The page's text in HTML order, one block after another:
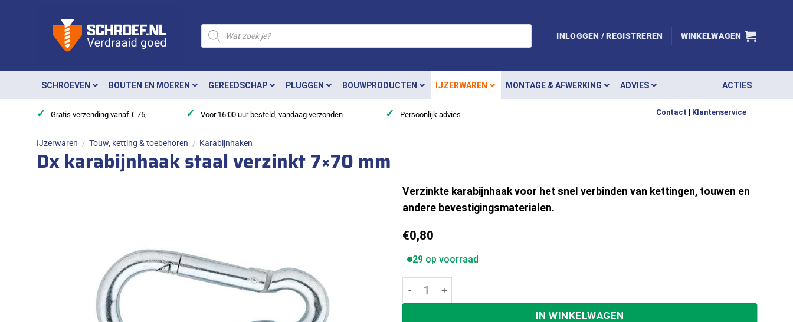
Producten
zoeken
INLOGGEN / REGISTREREN WINKELWAGEN
SCHROEVEN BOUTEN EN MOEREN GEREEDSCHAP PLUGGEN BOUWPRODUCTEN IJZERWAREN MONTAGE & AFWERKING ADVIES ACTIES
✓ Gratis verzending vanaf € 75,- ✓ Voor 16:00 uur besteld, vandaag verzonden ✓ Persoonlijk advies Contact | Klantenservice
IJzerwaren / Touw, ketting & toebehoren / Karabijnhaken
Dx karabijnhaak staal verzinkt 7×70 mm
Verzinkte karabijnhaak voor het snel verbinden van kettingen, touwen en
andere bevestigingsmaterialen.
€0,80
29 op voorraad
Dx karabijnhaak staal verzinkt 7x70 mm aantal
IN WINKELWAGEN